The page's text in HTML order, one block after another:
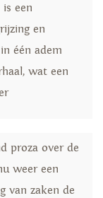
is een
en
één adem
wat een
proza over de
weer een
van zaken de